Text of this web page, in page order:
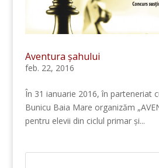
Aventura șahului
feb. 22, 2016
În 31 ianuarie 2016, în parteneriat
Bunicu Baia Mare organizăm
pentru elevii din ciclul primar și...